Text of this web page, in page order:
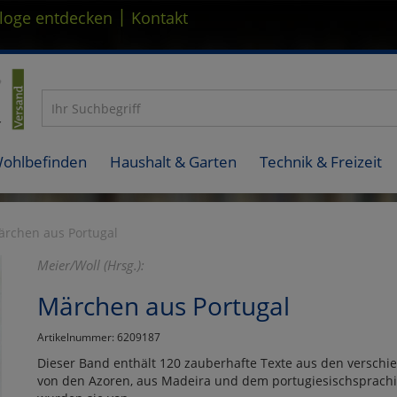
entdecken | Kontakt
Haushalt & Garten Technik & Freizeit
aus Portugal
Meier/Woll (Hrsg.):
Märchen aus Portugal
Artikelnummer: 6209187
Dieser Band enthält 120 zauberhafte Texte aus den
von den Azoren, aus Madeira und dem